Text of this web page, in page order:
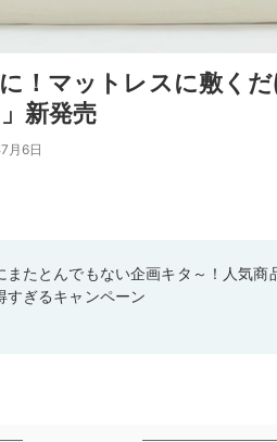
！マットレスに敷く
新発売
月6日
またとんでもない企画キタ～！人気商
すぎるキャンペーン